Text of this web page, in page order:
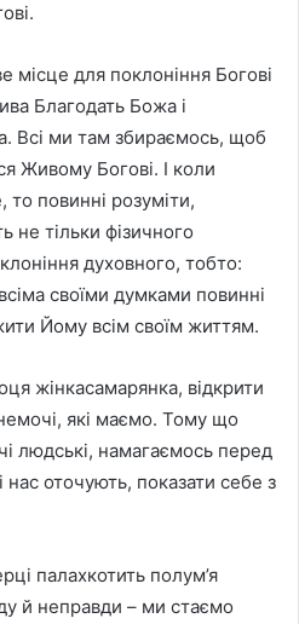
для поклоніння Богові
Благодать Божа і
Всі ми там збираємось, щоб
Живому Богові. І коли
повинні розуміти,
не тільки фізичного
духовного, тобто:
своїми думками повинні
Йому всім своїм життям.
жінкасамарянка, відкрити
які маємо. Тому що
людські, намагаємось перед
оточують, показати себе з
палахкотить полум’я
й неправди – ми стаємо